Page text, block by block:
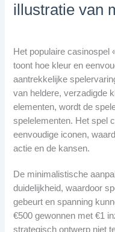
illustratie van
Het populaire casinospel
toont hoe kleur en
aantrekkelijke
van heldere, verzadigde
elementen, wordt de
spelelementen. Het spel
eenvoudige iconen,
actie en de kansen.
De minimalistische
duidelijkheid, waardoor
gebeurt en spanning
€500 gewonnen met €1
strategisch ontwerp niet